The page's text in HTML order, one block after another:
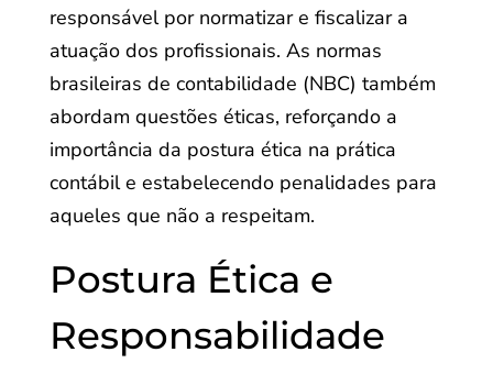
responsável por normatizar e fiscalizar a
atuação dos profissionais. As normas
brasileiras de contabilidade (NBC) também
abordam questões éticas, reforçando a
importância da postura ética na prática
contábil e estabelecendo penalidades para
aqueles que não a respeitam.
Postura Ética e
Responsabilidade